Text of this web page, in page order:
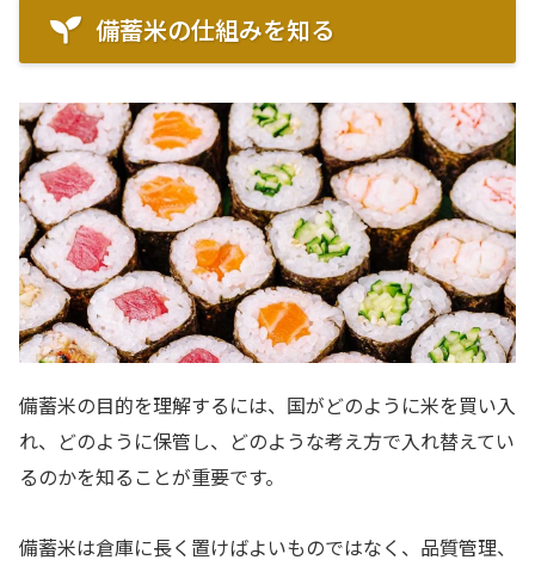
備蓄米の仕組みを知る
備蓄米の目的を理解するには、国がどのように米を買い入
れ、どのように保管し、どのような考え方で入れ替えてい
るのかを知ることが重要です。
備蓄米は倉庫に長く置けばよいものではなく、品質管理、